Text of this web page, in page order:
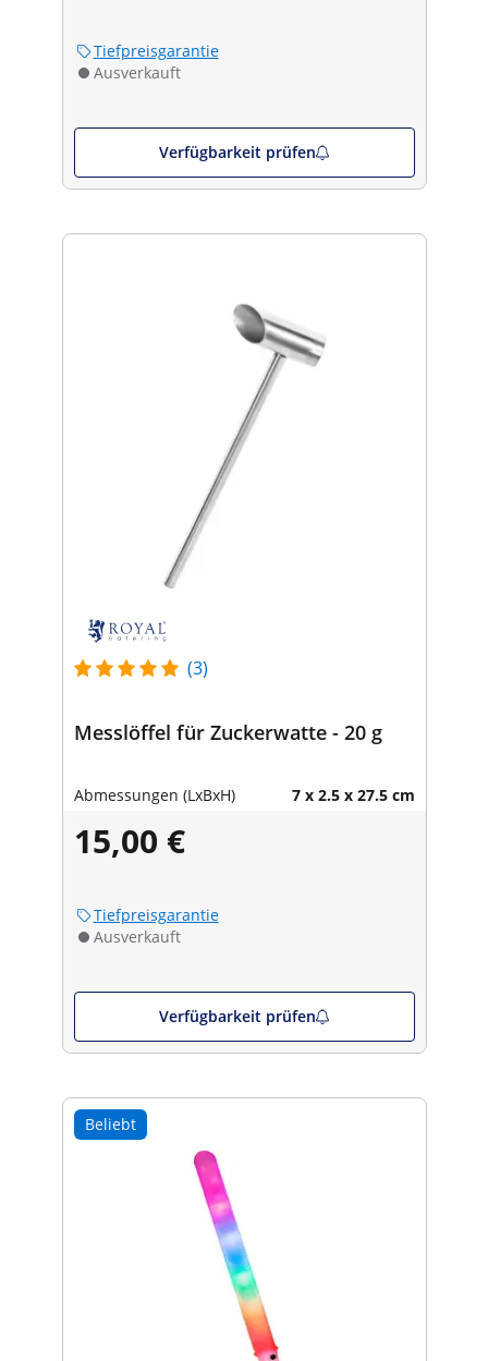
Tiefpreisgarantie
Ausverkauft
Verfügbarkeit prüfen
(3)
Messlöffel für Zuckerwatte - 20 g
Abmessungen (LxBxH) 7 x 2.5 x 27.5 cm
15,00 €
Tiefpreisgarantie
Ausverkauft
Verfügbarkeit prüfen
Beliebt